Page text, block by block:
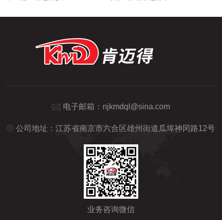
电子邮箱： njkmdql@sina.com
公司地址：江苏省南京市六合区雄州街道瓜埠神冈路12号
业务咨询微信